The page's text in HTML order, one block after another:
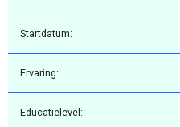
Startdatum:
Ervaring:
Educatielevel: